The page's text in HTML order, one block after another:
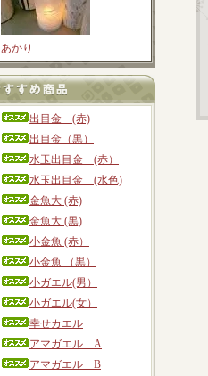
あかり
出目金 (赤)
出目金（黒）
水玉出目金 (赤）
水玉出目金 (水色)
金魚大 (赤)
金魚大 (黒)
小金魚 (赤）
小金魚 （黒）
小ガエル(男）
小ガエル(女）
幸せカエル
アマガエル A
アマガエル B